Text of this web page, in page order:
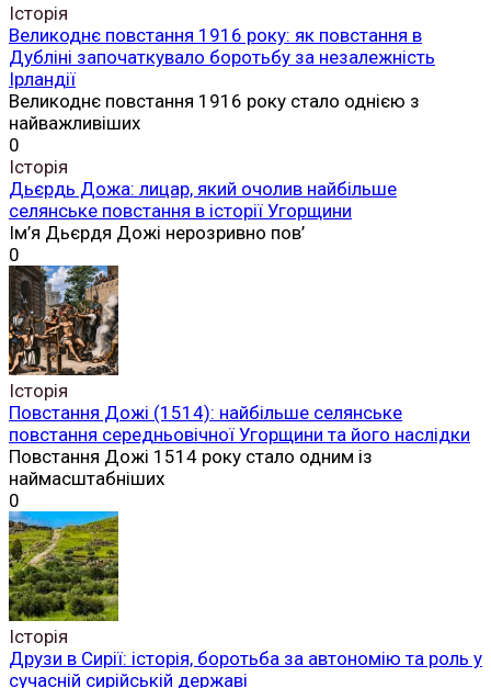
Історія
Великоднє повстання 1916 року: як повстання в
Дубліні започаткувало боротьбу за незалежність
Ірландії
Великоднє повстання 1916 року стало однією з
найважливіших
0
Історія
Дьєрдь Дожа: лицар, який очолив найбільше
селянське повстання в історії Угорщини
Ім’я Дьєрдя Дожі нерозривно пов’
0
Історія
Повстання Дожі (1514): найбільше селянське
повстання середньовічної Угорщини та його наслідки
Повстання Дожі 1514 року стало одним із
наймасштабніших
0
Історія
Друзи в Сирії: історія, боротьба за автономію та роль у
сучасній сирійській державі